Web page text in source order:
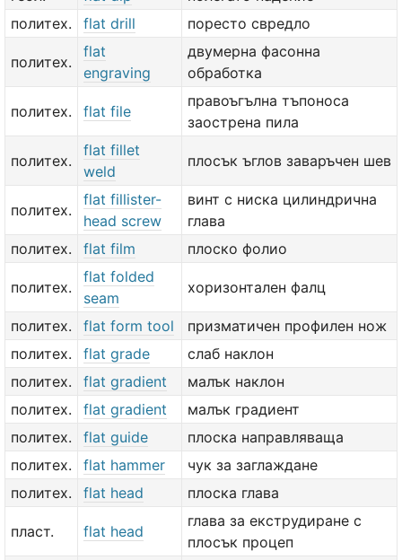
политех.
flat drill поресто свредло
политех.
flat
engraving
двумерна фасонна
обработка
политех. flat file
правоъгълна тъпоноса
заострена пила
политех.
flat fillet
weld
плосък ъглов заваръчен шев
политех.
flat fillister-
head screw
винт с ниска цилиндрична
глава
политех.
flat film плоско фолио
политех.
flat folded
seam
хоризонтален фалц
политех. flat form tool
призматичен профилен нож
политех.
flat grade
слаб наклон
политех.
flat gradient
малък наклон
политех.
flat gradient
малък градиент
политех.
flat guide
плоска направляваща
политех.
flat hammer
чук за заглаждане
политех.
flat head плоска глава
пласт. flat head
глава за екструдиране с
плосък процеп